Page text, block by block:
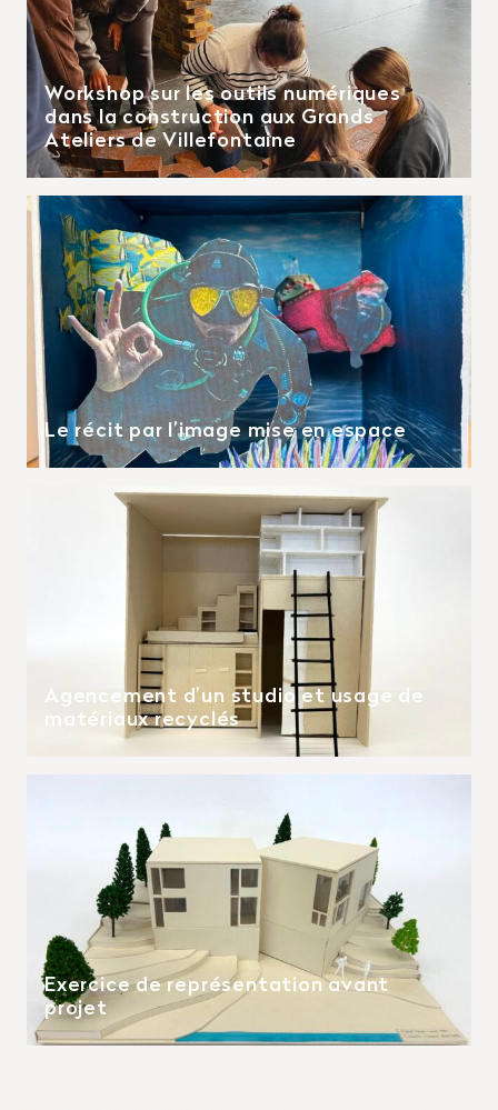
Workshop sur les outils numériques
dans la construction aux Grands
Ateliers de Villefontaine
Le récit par l’image mise en espace
Agencement d’un studio et usage de
matériaux recyclés
Exercice de représentation avant
projet